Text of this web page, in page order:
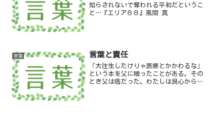
知らされないで奪われる平和だというこ
と…『エリア８８』風間 真
言葉 言葉と責任
「大往生したけりゃ医療とかかわるな」
という本を父に贈ったことがある。その
とき父は癌だった。わたしは良心から本